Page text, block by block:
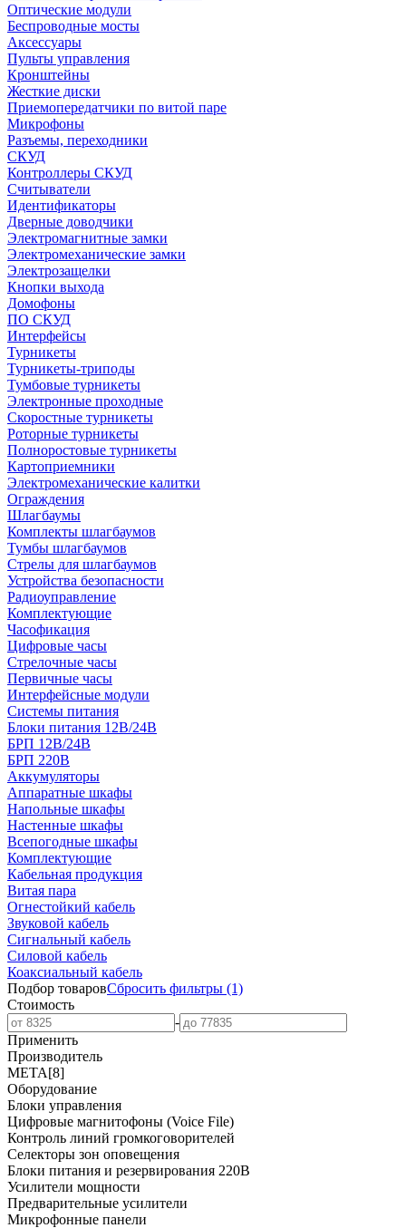
Оптические модули
Беспроводные мосты
Аксессуары
Пульты управления
Кронштейны
Жесткие диски
Приемопередатчики по витой паре
Микрофоны
Разъемы, переходники
СКУД
Контроллеры СКУД
Считыватели
Идентификаторы
Дверные доводчики
Электромагнитные замки
Электромеханические замки
Электрозащелки
Кнопки выхода
Домофоны
ПО СКУД
Интерфейсы
Турникеты
Турникеты-триподы
Тумбовые турникеты
Электронные проходные
Скоростные турникеты
Роторные турникеты
Полноростовые турникеты
Картоприемники
Электромеханические калитки
Ограждения
Шлагбаумы
Комплекты шлагбаумов
Тумбы шлагбаумов
Стрелы для шлагбаумов
Устройства безопасности
Радиоуправление
Комплектующие
Часофикация
Цифровые часы
Стрелочные часы
Первичные часы
Интерфейсные модули
Системы питания
Блоки питания 12В/24В
БРП 12В/24В
БРП 220В
Аккумуляторы
Аппаратные шкафы
Напольные шкафы
Настенные шкафы
Всепогодные шкафы
Комплектующие
Кабельная продукция
Витая пара
Огнестойкий кабель
Звуковой кабель
Сигнальный кабель
Силовой кабель
Коаксиальный кабель
Подбор товаровСбросить фильтры (1)
Стоимость
-
Применить
Производитель
МЕТА[8]
Оборудование
Блоки управления
Цифровые магнитофоны (Voice File)
Контроль линий громкоговорителей
Селекторы зон оповещения
Блоки питания и резервирования 220В
Усилители мощности
Предварительные усилители
Микрофонные панели